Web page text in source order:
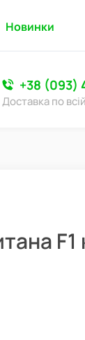
Новинки
+38 (093)
Доставка по